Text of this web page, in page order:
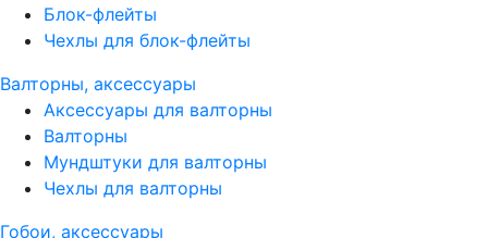
Блок-флейты
Чехлы для блок-флейты
Валторны, аксессуары
Аксессуары для валторны
Валторны
Мундштуки для валторны
Чехлы для валторны
Гобои, аксессуары